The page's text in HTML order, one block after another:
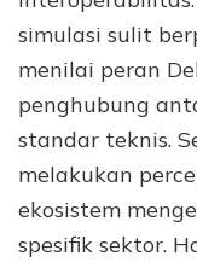
simulasi sulit
menilai peran
penghubung
standar teknis.
melakukan
ekosistem
spesifik sektor.